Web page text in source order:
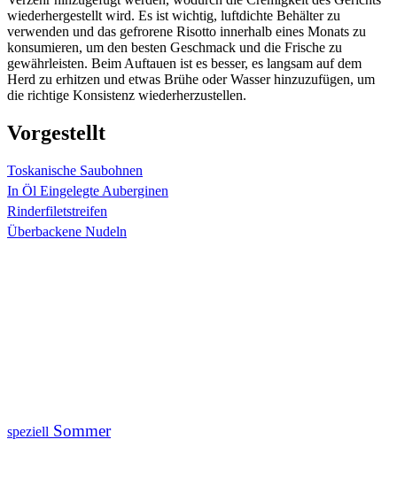
wiederhergestellt wird. Es ist wichtig, luftdichte Behälter zu
verwenden und das gefrorene Risotto innerhalb eines Monats zu
konsumieren, um den besten Geschmack und die Frische zu
gewährleisten. Beim Auftauen ist es besser, es langsam auf dem
Herd zu erhitzen und etwas Brühe oder Wasser hinzuzufügen, um
die richtige Konsistenz wiederherzustellen.
Vorgestellt
Toskanische Saubohnen
In Öl Eingelegte Auberginen
Rinderfiletstreifen
Überbackene Nudeln
speziell Sommer